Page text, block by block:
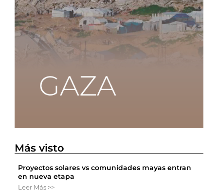
Más visto
Proyectos solares vs comunidades mayas entran
en nueva etapa
Leer Más >>